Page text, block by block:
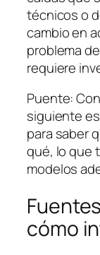
técnicos o
cambio en
problema
requiere
Puente:
siguiente
para saber
qué, lo que
modelos
cómo